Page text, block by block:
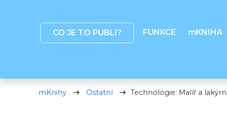
CO JE TO PUBLI? FUNKCE mKNIHA
mKnihy Ostatní Technologie: Malíř a